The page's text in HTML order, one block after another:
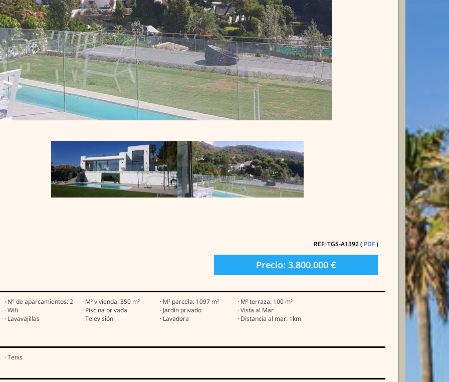
REF: TGS-A1392 ( PDF)
Precio: 3.800.000 €
· Nº de aparcamientos: 2 · M² vivienda: 350 m² · M² parcela: 1097 m²
· M² terraza: 100 m²
· Wifi
· Piscina privada · Jardín privado
· Vista al Mar
· Lavavajillas
· Televisión · Lavadora · Distancia al mar: 1km
· Tenis